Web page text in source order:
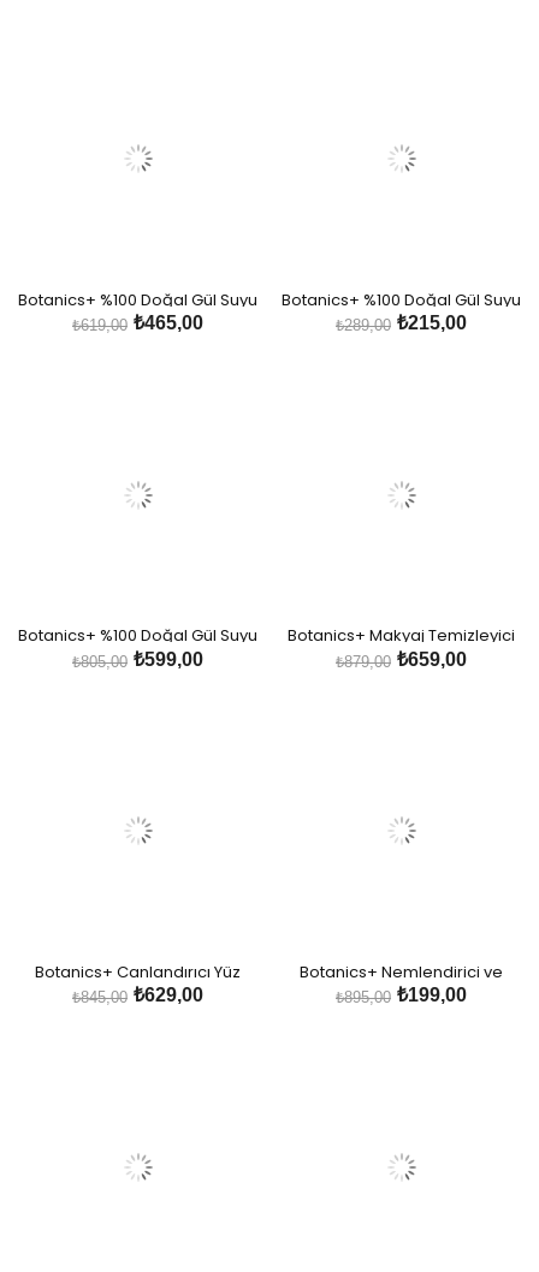
Botanics+ %100 Doğal Gül Suyu
₺465,00
₺619,00
Botanics+ %100 Doğal Gül Suyu
Spreyi
₺215,00
₺289,00
Botanics+ %100 Doğal Gül Suyu
Büyük Boy
₺599,00
₺805,00
Botanics+ Makyaj Temizleyici
Misel Su - Gül Özleri
₺659,00
₺879,00
Botanics+ Canlandırıcı Yüz
Temizleme Köpüğü - Gül, Aloe
₺629,00
₺845,00
Botanics+ Nemlendirici ve
Aydınlatıcı Yüz Bakım Serumu -
₺199,00
₺895,00